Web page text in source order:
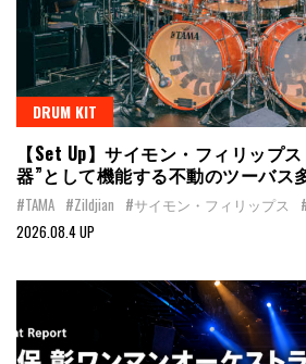
DRUM KIT
【Set Up】サイモン・フィリップ
器”として機能する不動のツーバス
#TAMA #Zildjian #サイモン・フィリップス
2026.08.4 UP